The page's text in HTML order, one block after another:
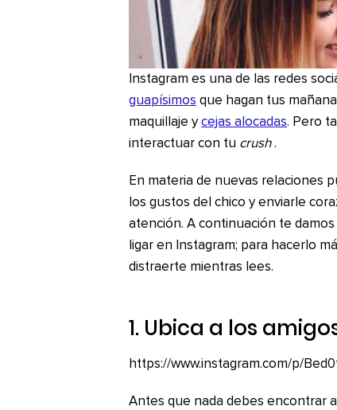
Instagram es una de las redes
guapísimos que hagan tus
maquillaje ycejas alocadas. Pero
interactuar con tu crush .
En materia de nuevas relaciones
los gustos del chico y enviarle
atención. A continuación te
ligar en Instagram; para hacerlo
distraerte mientras lees.
1. Ubica a los
https://www.instagram.com/p/
Antes que nada debes encontrar